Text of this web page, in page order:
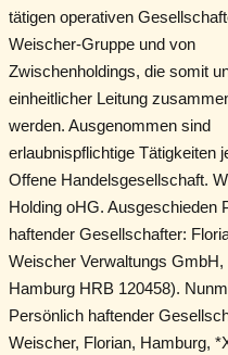
tätigen operativen
Weischer-Gruppe und von
Zwischenholdings, die somit
einheitlicher Leitung
werden. Ausgenommen sind
erlaubnispflichtige Tätigkeiten
Offene Handelsgesellschaft.
Holding oHG. Ausgeschieden
haftender Gesellschafter:
Weischer Verwaltungs
Hamburg HRB 120458).
Persönlich haftender
Weischer, Florian, Hamburg,